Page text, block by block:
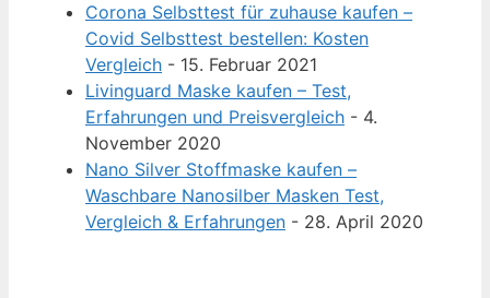
Corona Selbsttest für zuhause kaufen –
Covid Selbsttest bestellen: Kosten
Vergleich - 15. Februar 2021
Livinguard Maske kaufen – Test,
Erfahrungen und Preisvergleich - 4.
November 2020
Nano Silver Stoffmaske kaufen –
Waschbare Nanosilber Masken Test,
Vergleich & Erfahrungen - 28. April 2020